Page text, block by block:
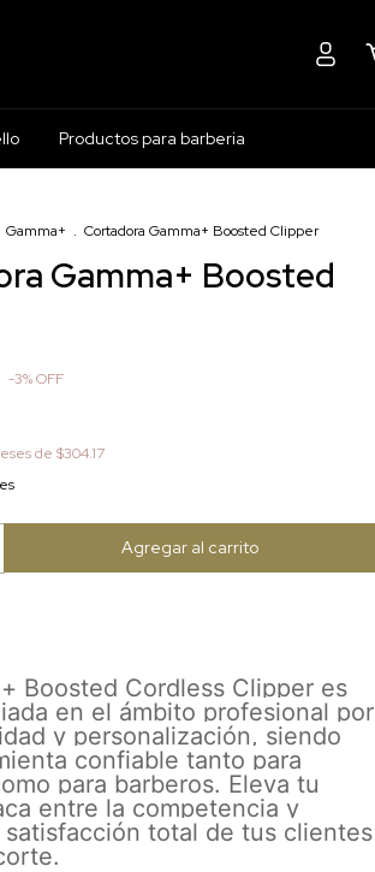
Productos para barberia
Gamma+ . Cortadora Gamma+ Boosted Clipper
Gamma+ Boosted
-3%OFF
de $304.17
Boosted Cordless Clipper es
en el ámbito profesional por
y personalización, siendo
confiable tanto para
para barberos. Eleva tu
entre la competencia y
satisfacción total de tus clientes